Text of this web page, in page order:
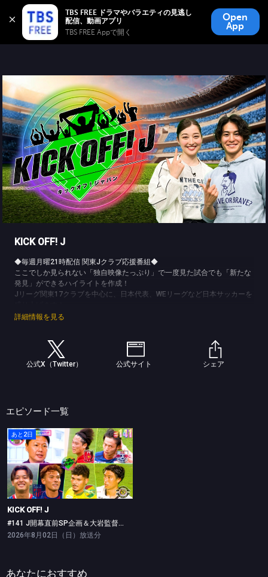
TBS FREE ドラマやバラエティの見逃し
TBS FREE Appで開く
Open
App
TBS FREE
無料見逃し配信
KICK OFF! J
◆毎週月曜21時配信 関東Jクラブ応援番組◆
ここでしか見られない「独自映像たっぷり」で一度見た試合でも「新たな
発見」ができるハイライトを作成！
Jリーグ関東17クラブを中心に、日本代表、WEリーグなど日本サッカーを
(C)TBS
詳細情報を見る
公式X（Twitter） 公式サイト シェア
エピソード一覧
あと2日
KICK OFF! J
#141 J開幕直前SP企画＆大岩監督を直撃
KICK OFF! J
#141 J開幕直前SP企画＆大岩監督を直撃
2026年8月02日（日）放送分
あなたにおすすめ